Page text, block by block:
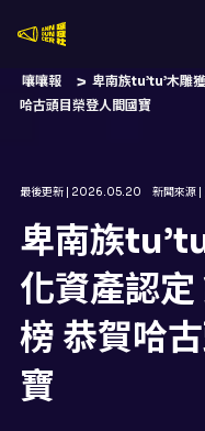
嚷嚷報
卑南族tu’tu’木雕
哈古頭目榮登人間國寶
最後更新 | 2026.05.20 新聞來源 |
卑南族
化資產認
榜 恭賀哈
寶